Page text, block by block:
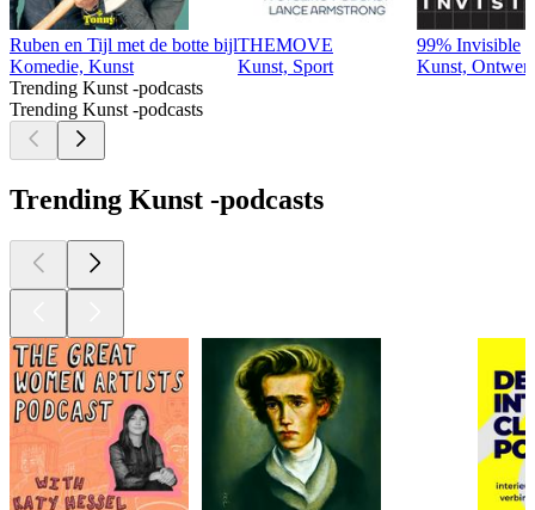
Ruben en Tijl met de botte bijl
Komedie, Kunst
THEMOVE
Kunst, Sport
99% Invisible
Kunst,
Trending Kunst -podcasts
Trending Kunst -podcasts
Trending Kunst -podcasts